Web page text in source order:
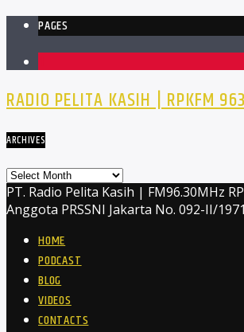
PAGES
RADIO PELITA KASIH | RPKFM
ARCHIVES
Archives
PT. Radio Pelita Kasih | FM96.30MHz
Anggota PRSSNI Jakarta No. 092-II/1971
HOME
PODCAST
BLOG
VIDEOS
CONTACTS